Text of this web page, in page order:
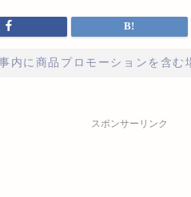
内に商品プロモーションを含む
スポンサーリンク